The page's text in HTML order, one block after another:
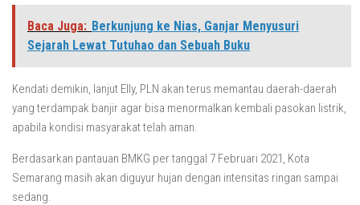
Baca Juga: Berkunjung ke Nias, Ganjar Menyusuri
Sejarah Lewat Tutuhao dan Sebuah Buku
Kendati demikin, lanjut Elly, PLN akan terus memantau daerah-daerah
yang terdampak banjir agar bisa menormalkan kembali pasokan listrik,
apabila kondisi masyarakat telah aman.
Berdasarkan pantauan BMKG per tanggal 7 Februari 2021, Kota
Semarang masih akan diguyur hujan dengan intensitas ringan sampai
sedang.